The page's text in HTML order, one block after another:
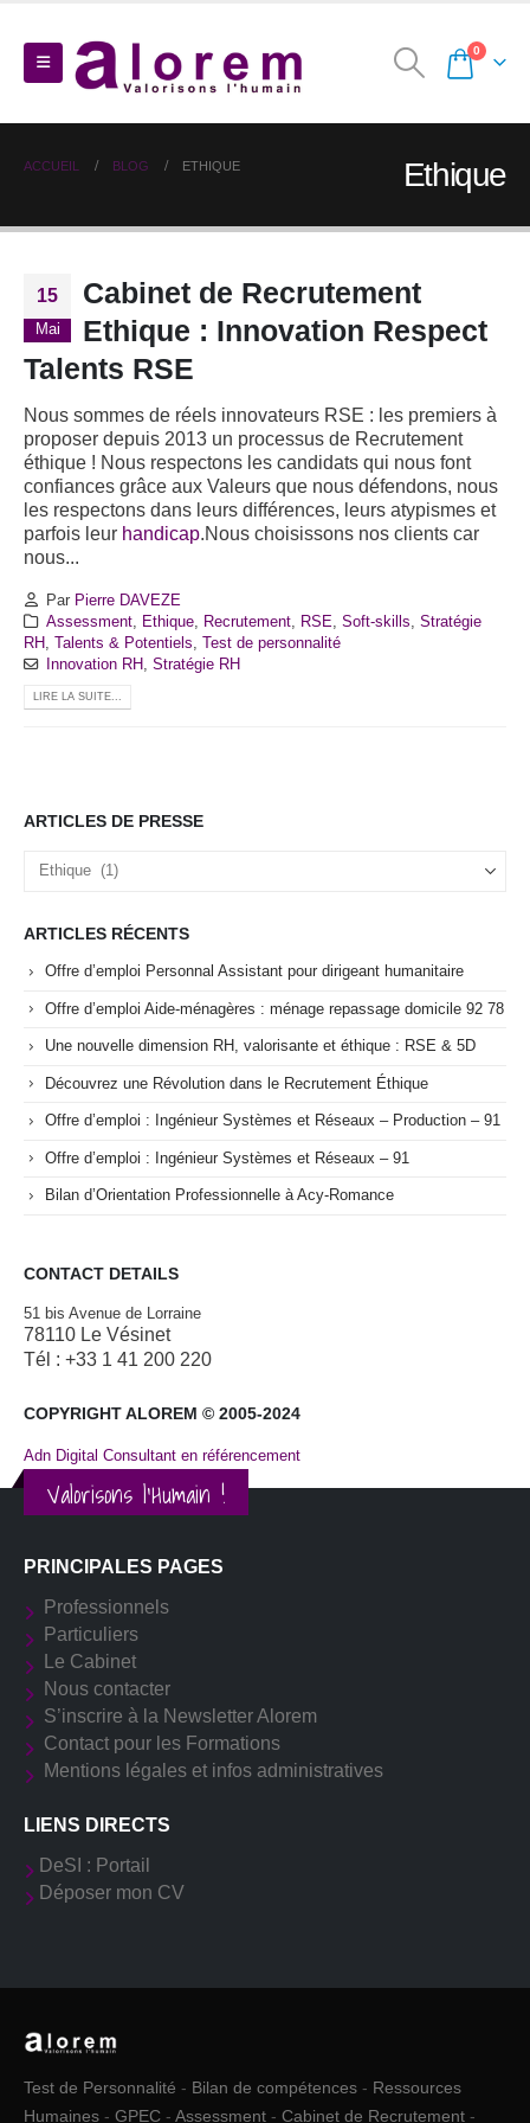
0
Ethique
ACCUEIL BLOG ETHIQUE
15
Mai
Cabinet de Recrutement
Ethique : Innovation Respect
Talents RSE
Nous sommes de réels innovateurs RSE : les premiers à
proposer depuis 2013 un processus de Recrutement
éthique ! Nous respectons les candidats qui nous font
confiances grâce aux Valeurs que nous défendons, nous
les respectons dans leurs différences, leurs atypismes et
parfois leur handicap.Nous choisissons nos clients car
nous...
Par Pierre DAVEZE
Assessment, Ethique, Recrutement, RSE, Soft-skills, Stratégie
RH, Talents & Potentiels,
Test de personnalité
Innovation RH, Stratégie RH
LIRE LA SUITE...
ARTICLES DE PRESSE
Articles
de
ARTICLES RÉCENTS
Offre d’emploi Personnal Assistant pour dirigeant humanitaire
Offre d’emploi Aide-ménagères : ménage repassage domicile 92 78
Une nouvelle dimension RH, valorisante et éthique : RSE & 5D
Découvrez une Révolution dans le Recrutement Éthique
Offre d’emploi : Ingénieur Systèmes et Réseaux – Production – 91
Offre d’emploi : Ingénieur Systèmes et Réseaux – 91
Bilan d’Orientation Professionnelle à Acy-Romance
CONTACT DETAILS
51 bis Avenue de Lorraine
78110 Le Vésinet
Tél : +33 1 41 200 220
COPYRIGHT ALOREM © 2005-2024
Adn Digital Consultant en référencement
Valorisons l'Humain !
PRINCIPALES PAGES
Professionnels
Particuliers
Le Cabinet
Nous contacter
S’inscrire à la Newsletter Alorem
Contact pour les Formations
Mentions légales et infos administratives
LIENS DIRECTS
DeSI : Portail
Déposer mon CV
Test de Personnalité - Bilan de compétences - Ressources
Humaines - GPEC - Assessment - Cabinet de Recrutement -